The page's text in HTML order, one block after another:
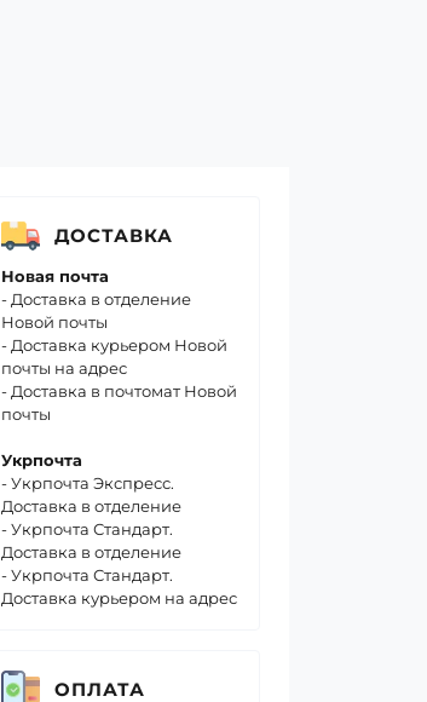
ДОСТАВКА
Новая почта
- Доставка в отделение
Новой почты
- Доставка курьером Новой
почты на адрес
- Доставка в почтомат Новой
почты
Укрпочта
- Укрпочта Экспресс.
Доставка в отделение
- Укрпочта Стандарт.
Доставка в отделение
- Укрпочта Стандарт.
Доставка курьером на адрес
ОПЛАТА